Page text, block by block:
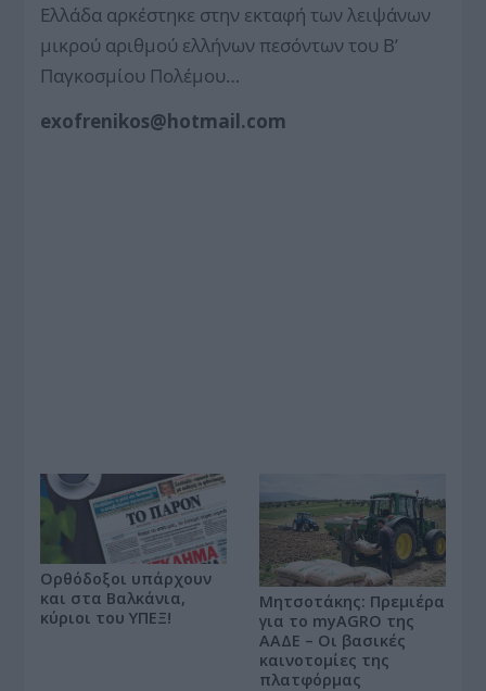
Ελλάδα αρκέστηκε στην εκταφή των λειψάνων
μικρού αριθμού ελλήνων πεσόντων του Β’
Παγκοσμίου Πολέμου…
exofrenikos@hotmail.com
Ορθόδοξοι υπάρχουν
και στα Βαλκάνια,
κύριοι του ΥΠΕΞ!
Μητσοτάκης: Πρεμιέρα
για το myAGRO της
ΑΑΔΕ – Οι βασικές
καινοτομίες της
πλατφόρμας